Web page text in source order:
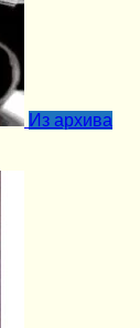
Из архива